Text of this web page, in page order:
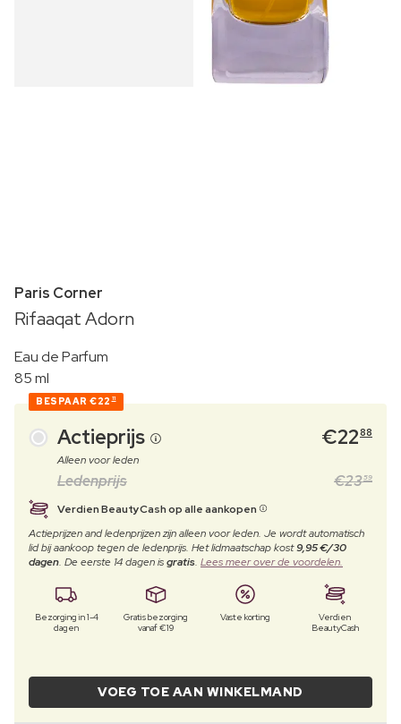
Paris Corner
Rifaaqat Adorn
Eau de Parfum
85 ml
BESPAAR €22 11
Actieprijs €2288
Alleen voor leden
Ledenprijs €2359
Verdien BeautyCash op alle aankopen
Actieprijzen and ledenprijzen zijn alleen voor leden. Je wordt automatisch
lid bij aankoop tegen de ledenprijs. Het lidmaatschap kost9,95 €/30
dagen. De eerste 14 dagen isgratis. Lees meer over de voordelen.
Bezorging in 1-4
dagen
Gratis bezorging
vanaf €19
Vaste korting
Verdien
BeautyCash
VOEG TOE AAN WINKELMAND